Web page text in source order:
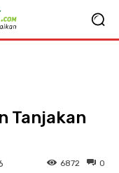
Tanjakan
0
6872